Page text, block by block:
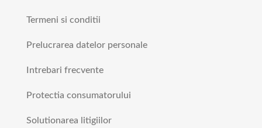
Termeni si conditii
Prelucrarea datelor personale
Intrebari frecvente
Protectia consumatorului
Solutionarea litigiilor